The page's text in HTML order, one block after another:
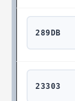
289DB
23303